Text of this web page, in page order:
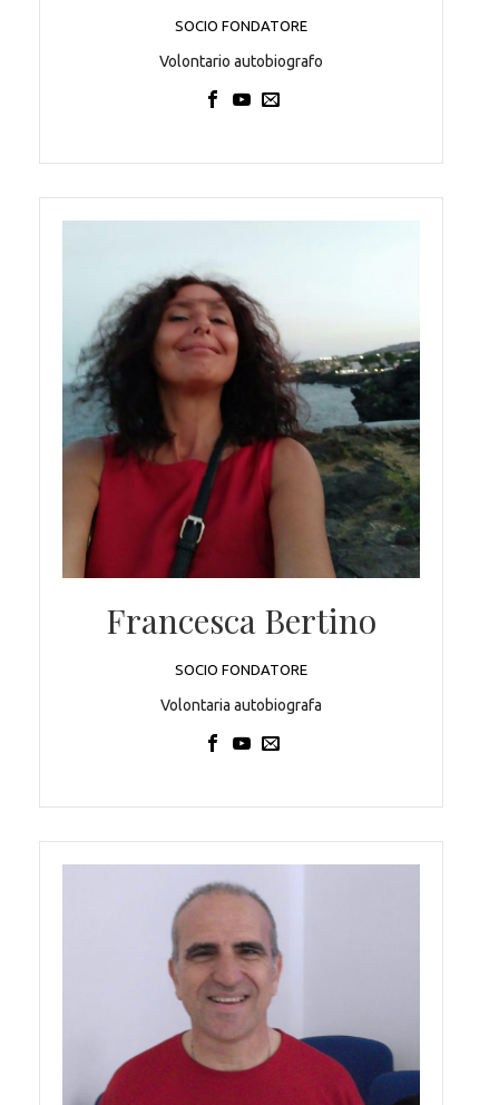
SOCIO FONDATORE
Volontario autobiografo
Francesca Bertino
SOCIO FONDATORE
Volontaria autobiografa